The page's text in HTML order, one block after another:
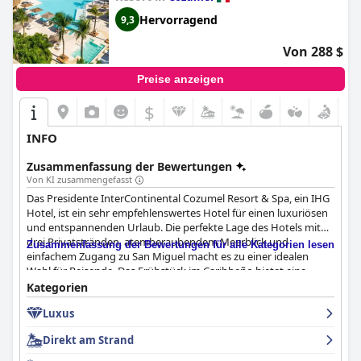
9,3 Hervorragend
Von 288 $
Preise anzeigen
$
INFO
Zusammenfassung der Bewertungen
Von KI zusammengefasst
Das Presidente InterContinental Cozumel Resort & Spa, ein IHG
Hotel, ist ein sehr empfehlenswertes Hotel für einen luxuriösen
und entspannenden Urlaub. Die perfekte Lage des Hotels mit
drei Privatstränden, atemberaubendem Meerblick und
einfachem Zugang zu San Miguel macht es zu einer idealen
Wahl für Reisende. Das Frühstück im Caribbeño bietet eine
riesige Auswahl an köstlichen Speisen in einer fabelhaften
Atmosphäre. Die Restaurants vor Ort haben gemischte Kritiken,
aber das Essen, vor allem mit Meerblick, wird hoch gelobt. Die
über eine schöne Einrichtung und Ausstattung, auch wenn
einige anmerken, dass die Standardzimmer
Zusammenfassung der Bewertungen für alle Kategorien lesen
Kategorien
Luxus
Direkt am Strand